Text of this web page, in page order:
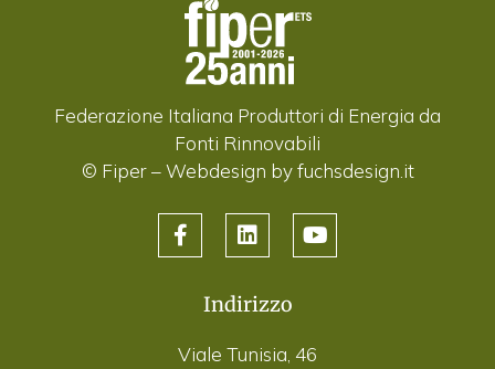
Federazione Italiana Produttori di Energia da
Fonti Rinnovabili
© Fiper –Webdesign by fuchsdesign.it
Indirizzo
Viale Tunisia, 46